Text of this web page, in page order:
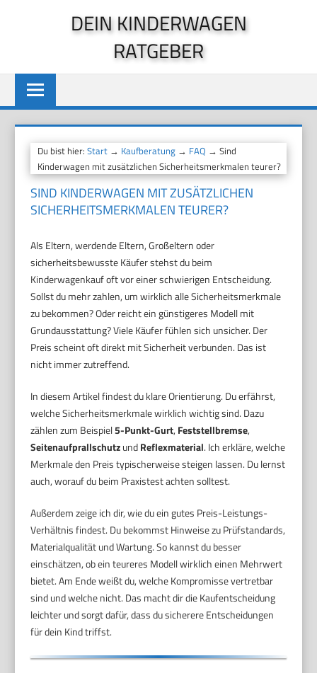
DEIN KINDERWAGEN
RATGEBER
Du bist hier:Start → Kaufberatung → FAQ → Sind
Kinderwagen mit zusätzlichen Sicherheitsmerkmalen teurer?
SIND KINDERWAGEN MIT ZUSÄTZLICHEN
SICHERHEITSMERKMALEN TEURER?
Als Eltern, werdende Eltern, Großeltern oder
sicherheitsbewusste Käufer stehst du beim
Kinderwagenkauf oft vor einer schwierigen Entscheidung.
Sollst du mehr zahlen, um wirklich alle Sicherheitsmerkmale
zu bekommen? Oder reicht ein günstigeres Modell mit
Grundausstattung? Viele Käufer fühlen sich unsicher. Der
Preis scheint oft direkt mit Sicherheit verbunden. Das ist
nicht immer zutreffend.
In diesem Artikel findest du klare Orientierung. Du erfährst,
welche Sicherheitsmerkmale wirklich wichtig sind. Dazu
zählen zum Beispiel5-Punkt-Gurt, Feststellbremse,
SeitenaufprallschutzundReflexmaterial. Ich erkläre, welche
Merkmale den Preis typischerweise steigen lassen. Du lernst
auch, worauf du beim Praxistest achten solltest.
Außerdem zeige ich dir, wie du ein gutes Preis-Leistungs-
Verhältnis findest. Du bekommst Hinweise zu Prüfstandards,
Materialqualität und Wartung. So kannst du besser
einschätzen, ob ein teureres Modell wirklich einen Mehrwert
bietet. Am Ende weißt du, welche Kompromisse vertretbar
sind und welche nicht. Das macht dir die Kaufentscheidung
leichter und sorgt dafür, dass du sicherere Entscheidungen
für dein Kind triffst.